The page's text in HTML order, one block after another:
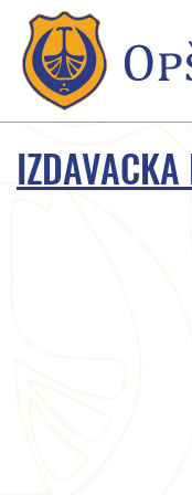
IZDAVACKA